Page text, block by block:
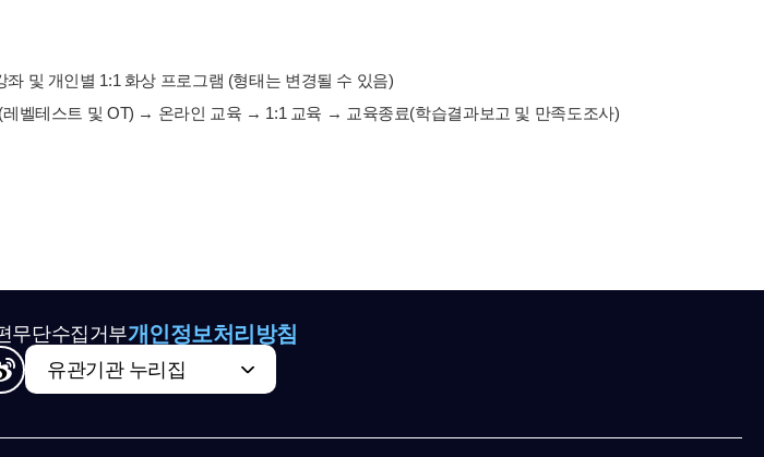
및 개인별 1:1 화상 프로그램 (형태는 변경될 수 있음)
벨테스트 및 OT) → 온라인 교육 → 1:1 교육 → 교육종료(학습결과보고 및 만족도조사)
무단수집거부개인정보처리방침
유관기관 누리집